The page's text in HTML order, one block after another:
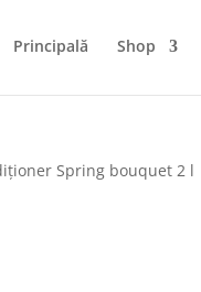
Principală Shop
Spring bouquet 2 l